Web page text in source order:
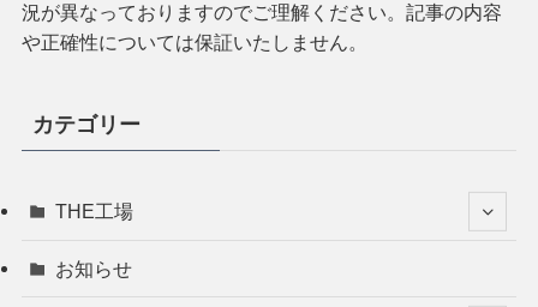
況が異なっておりますのでご理解ください。記事の内容
や正確性については保証いたしません。
カテゴリー
THE工場
お知らせ